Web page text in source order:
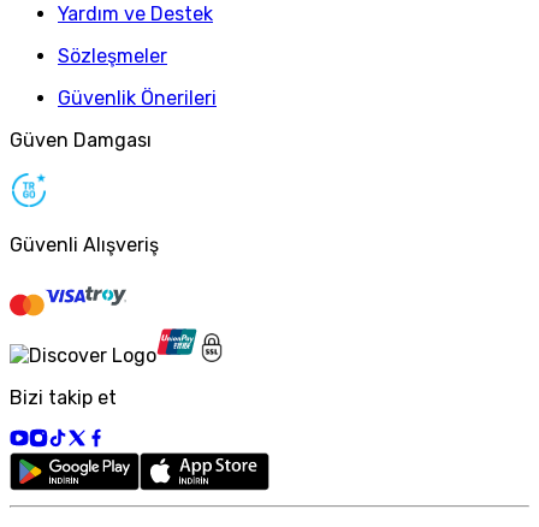
Yardım ve Destek
Sözleşmeler
Güvenlik Önerileri
Güven Damgası
Güvenli Alışveriş
Bizi takip et